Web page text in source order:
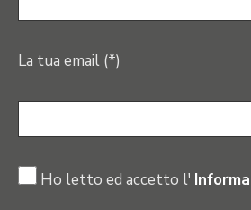
La tua email (*)
Ho letto ed accetto l'